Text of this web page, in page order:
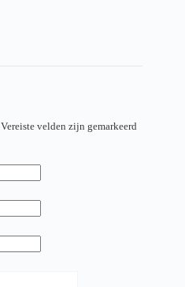
Vereiste velden zijn gemarkeerd